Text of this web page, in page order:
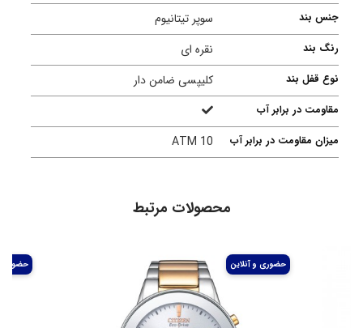
جنس بند سوپر تیتانیوم
رنگ بند نقره ای
نوع قفل بند کلیپسی ضامن دار
مقاومت در برابر آب
میزان مقاومت در برابر آب
10 ATM
محصولات مرتبط